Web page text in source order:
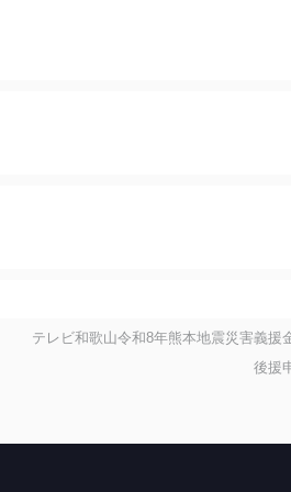
テレビ和歌山令和8年熊本地震災害義援
後援